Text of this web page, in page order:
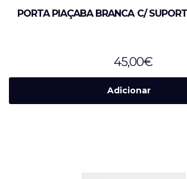
PORTA PIAÇABA BRANCA C/
45,00€
Adicionar